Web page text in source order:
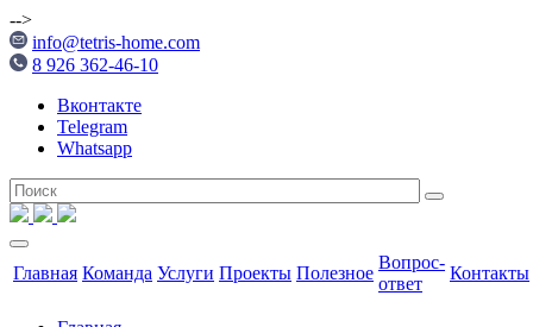
-->
info@tetris-home.com
8 926 362-46-10
Вконтакте
Telegram
Whatsapp
Главная Команда Услуги Проекты Полезное
Вопрос-
ответ
Контакты